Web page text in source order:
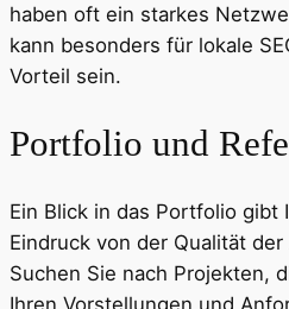
haben oft ein starkes
kann besonders für lokale
Vorteil sein.
Portfolio und
Ein Blick in das Portfolio gibt
Eindruck von der Qualität
Suchen Sie nach Projekten,